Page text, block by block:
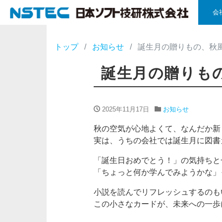
会
トップ お知らせ 誕生月の贈りもの、秋
誕生月の贈りも
2025年11月17日 お知らせ
秋の空気が心地よくて、なんだか
実は、うちの会社では誕生月に図
「誕生日おめでとう！」の気持ち
「ちょっと何か学んでみようかな
小説を読んでリフレッシュするの
この小さなカードが、未来への一